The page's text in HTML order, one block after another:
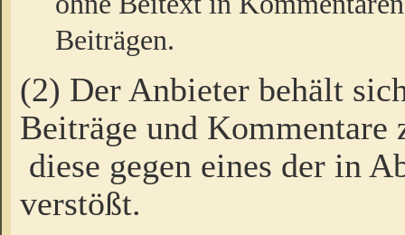
Beiträgen.
(2) Der Anbieter behält
Beiträge und Kommentare
diese gegen eines der in
verstößt.